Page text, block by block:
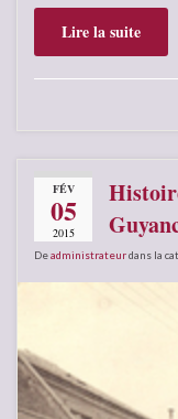
Lire la suite
FÉV
05
2015
Deadministrateurdans la